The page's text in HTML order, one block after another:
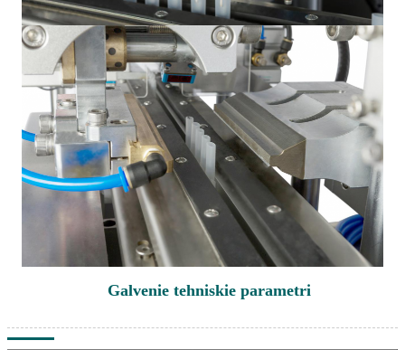
Galvenie tehniskie parametri